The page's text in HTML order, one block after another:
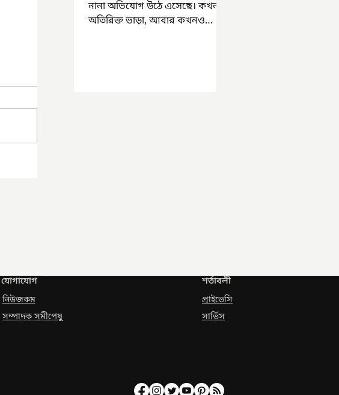
নানা অভিযোগ উঠে এসেছে। কখনও
অতিরিক্ত ভাড়া, আবার কখনও
যোগাযোগ
নিউজরুম
সম্পাদক সমীপেষু
শর্তাবলী
প্রাইভেসি
সার্ভিস